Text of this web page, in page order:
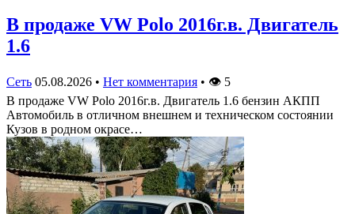
В продаже VW Polo 2016г.в. Двигатель
1.6
Сеть 05.08.2026 • Нет комментария • 👁 5
В продаже VW Polo 2016г.в. Двигатель 1.6 бензин АКПП
Автомобиль в отличном внешнем и техническом состоянии
Кузов в родном окрасе…